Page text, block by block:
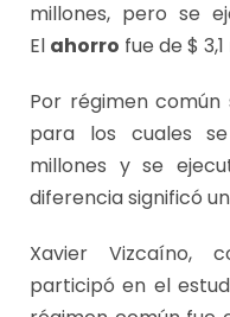
millones, pero se
El ahorro fue de $
Por régimen común
para los cuales
millones y se
diferencia significó
Xavier Vizcaíno,
participó en el